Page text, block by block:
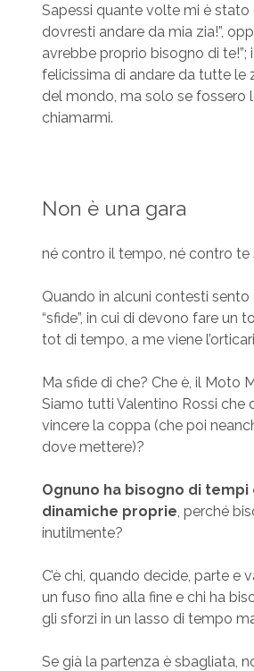
Sapessi quante volte mi è stato
dovresti andare da mia zia!”,
avrebbe proprio bisogno di te!”;
felicissima di andare da tutte le
del mondo, ma solo se fossero
chiamarmi.
Non è una gara
né contro il tempo, né contro te
Quando in alcuni contesti
“sfide”, in cui di devono fare un
tot di tempo, a me viene
Ma sfide di che? Che è, il Moto
Siamo tutti Valentino Rossi che
vincere la coppa (che poi
dove mettere)?
Ognuno ha bisogno di tempi
dinamiche proprie, perché
inutilmente?
C’è chi, quando decide, parte e
un fuso fino alla fine e chi ha
gli sforzi in un lasso di tempo
Se già la partenza è sbagliata,